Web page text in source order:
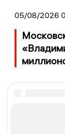
05/08/2026